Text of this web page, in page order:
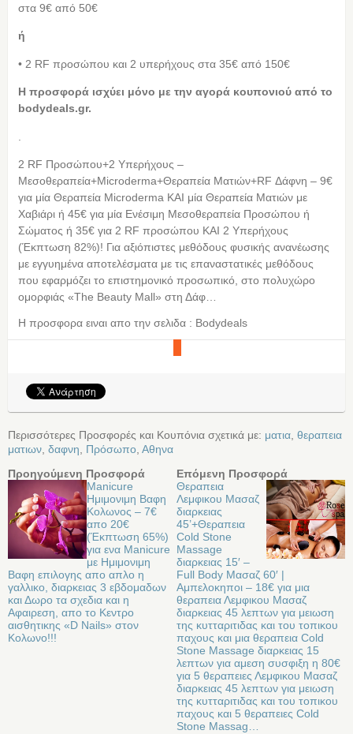
στα 9€ από 50€
ή
• 2 RF προσώπου και 2 υπερήχους στα 35€ από 150€
Η προσφορά ισχύει μόνο με την αγορά κουπονιού από τo
bodydeals.gr.
2 RF Προσώπου+2 Υπερήχους –
Μεσοθεραπεία+Microderma+Θεραπεία Ματιών+RF Δάφνη – 9€
για μία Θεραπεία Microderma ΚΑΙ μία Θεραπεία Ματιών με
Χαβιάρι ή 45€ για μία Eνέσιμη Mεσοθεραπεία Προσώπου ή
Σώματος ή 35€ για 2 RF προσώπου ΚΑΙ 2 Υπερήχους
(Έκπτωση 82%)! Για αξιόπιστες μεθόδους φυσικής ανανέωσης
με εγγυημένα αποτελέσματα με τις επαναστατικές μεθόδους
που εφαρμόζει το επιστημονικό προσωπικό, στο πολυχώρο
ομορφιάς «The Beauty Mall» στη Δάφ…
Η προσφορα ειναι απο την σελιδα : Bodydeals
Περισσότερες Προσφορές και Κουπόνια σχετικά με: ματια θεραπεια
ματιων δαφνη Πρόσωπο Αθηνα
Προηγούμενη Προσφορά
Manicure
Ημιμονιμη Βαφη
Κολωνος – 7€
απο 20€
(Έκπτωση 65%)
για ενα Manicure
με Ημιμονιμη
Βαφη επιλογης απο απλο η
γαλλικο, διαρκειας 3 εβδομαδων
και Δωρο τα σχεδια και η
Αφαιρεση, απο το Κεντρο
αισθητικης «D Nails» στον
Κολωνο!!!
Επόμενη Προσφορά
Θεραπεια
Λεμφικου Μασαζ
διαρκειας
45’+Θεραπεια
Cold Stone
Massage
διαρκειας 15′ –
Full Body Μασαζ 60′ |
Αμπελοκηποι – 18€ για μια
θεραπεια Λεμφικου Μασαζ
διαρκειας 45 λεπτων για μειωση
της κυτταριτιδας και του τοπικου
παχους και μια θεραπεια Cold
Stone Massage διαρκειας 15
λεπτων για αμεση συσφιξη η 80€
για 5 θεραπειες Λεμφικου Μασαζ
διαρκειας 45 λεπτων για μειωση
της κυτταριτιδας και του τοπικου
παχους και 5 θεραπειες Cold
Stone Massag…